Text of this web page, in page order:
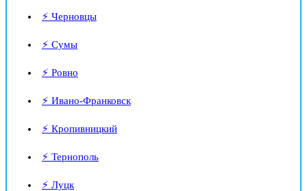
⚡ Черновцы
⚡ Сумы
⚡ Ровно
⚡ Ивано-Франковск
⚡ Кропивницкий
⚡ Тернополь
⚡ Луцк